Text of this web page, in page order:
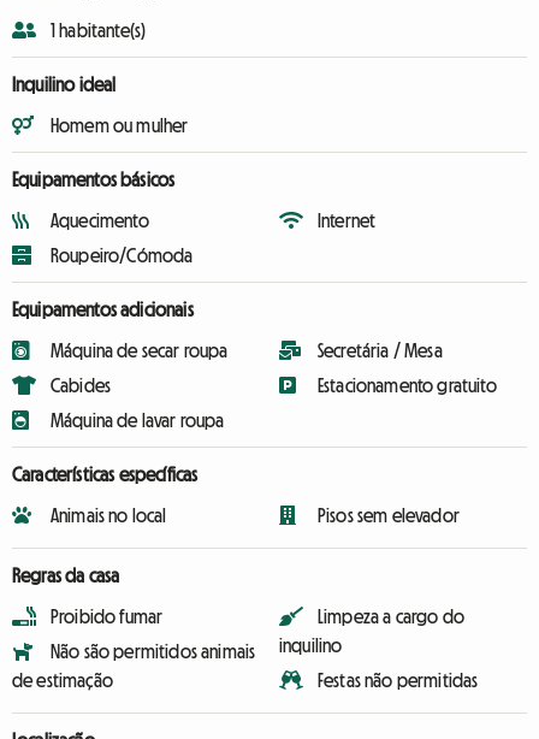
1 habitante(s)
Inquilino ideal
Homem ou mulher
Equipamentos básicos
Aquecimento
Roupeiro/Cómoda
Internet
Equipamentos adicionais
Máquina de secar roupa
Cabides
Máquina de lavar roupa
Secretária / Mesa
Estacionamento gratuito
Características específicas
Animais no local Pisos sem elevador
Regras da casa
Proibido fumar
Não são permitidos animais
de estimação
Limpeza a cargo do
inquilino
Festas não permitidas